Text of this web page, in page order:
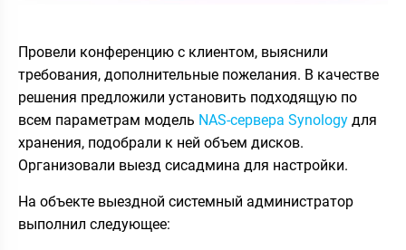
Провели конференцию с клиентом, выяснили
требования, дополнительные пожелания. В качестве
решения предложили установить подходящую по
всем параметрам модель NAS-сервера Synology для
хранения, подобрали к ней объем дисков.
Организовали выезд сисадмина для настройки.
На объекте выездной системный администратор
выполнил следующее: